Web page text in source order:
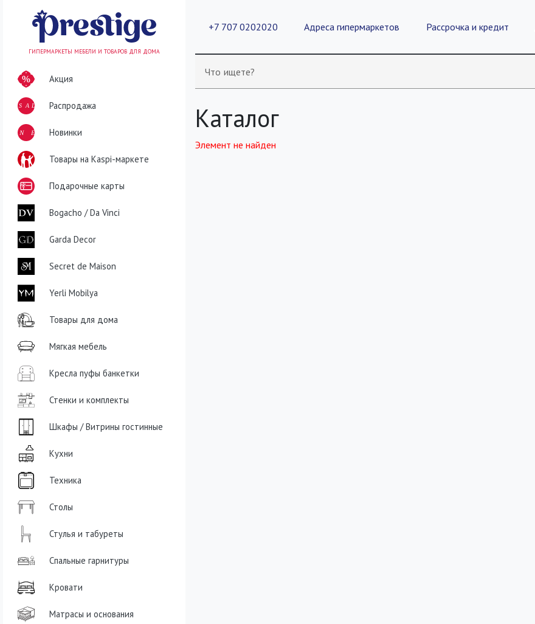
+7 707 0202020 Адреса гипермаркетов Рассрочка и кредит
Что ищете?
ГИПЕРМАРКЕТЫ МЕБЕЛИ И ТОВАРОВ ДЛЯ ДОМА
Акция
SALE Распродажа
NEWНовинки
Товары на Kaspi-маркете
Подарочные карты
Bogacho / Da Vinci
Garda Decor
Secret de Maison
Yerli Mobilya
Товары для дома
Мягкая мебель
Кресла пуфы банкетки
Стенки и комплекты
Шкафы / Витрины гостинные
Кухни
Техника
Столы
Стулья и табуреты
Спальные гарнитуры
Кровати
Матрасы и основания
Каталог
Элемент не найден